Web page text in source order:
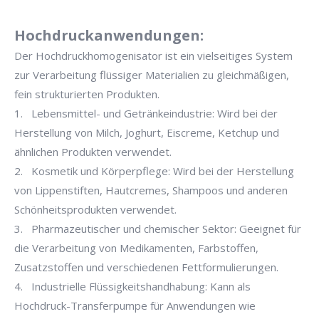
Hochdruckanwendungen:
Der Hochdruckhomogenisator ist ein vielseitiges System
zur Verarbeitung flüssiger Materialien zu gleichmäßigen,
fein strukturierten Produkten.
1. Lebensmittel- und Getränkeindustrie: Wird bei der
Herstellung von Milch, Joghurt, Eiscreme, Ketchup und
ähnlichen Produkten verwendet.
2. Kosmetik und Körperpflege: Wird bei der Herstellung
von Lippenstiften, Hautcremes, Shampoos und anderen
Schönheitsprodukten verwendet.
3. Pharmazeutischer und chemischer Sektor: Geeignet für
die Verarbeitung von Medikamenten, Farbstoffen,
Zusatzstoffen und verschiedenen Fettformulierungen.
4. Industrielle Flüssigkeitshandhabung: Kann als
Hochdruck-Transferpumpe für Anwendungen wie